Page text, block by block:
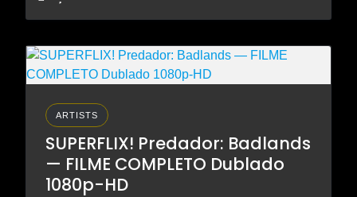
ARTISTS
SUPERFLIX! Predador: Badlands
— FILME COMPLETO Dublado
1080p-HD